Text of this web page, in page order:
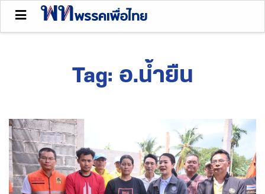
Tag: อ.น้ำยืน